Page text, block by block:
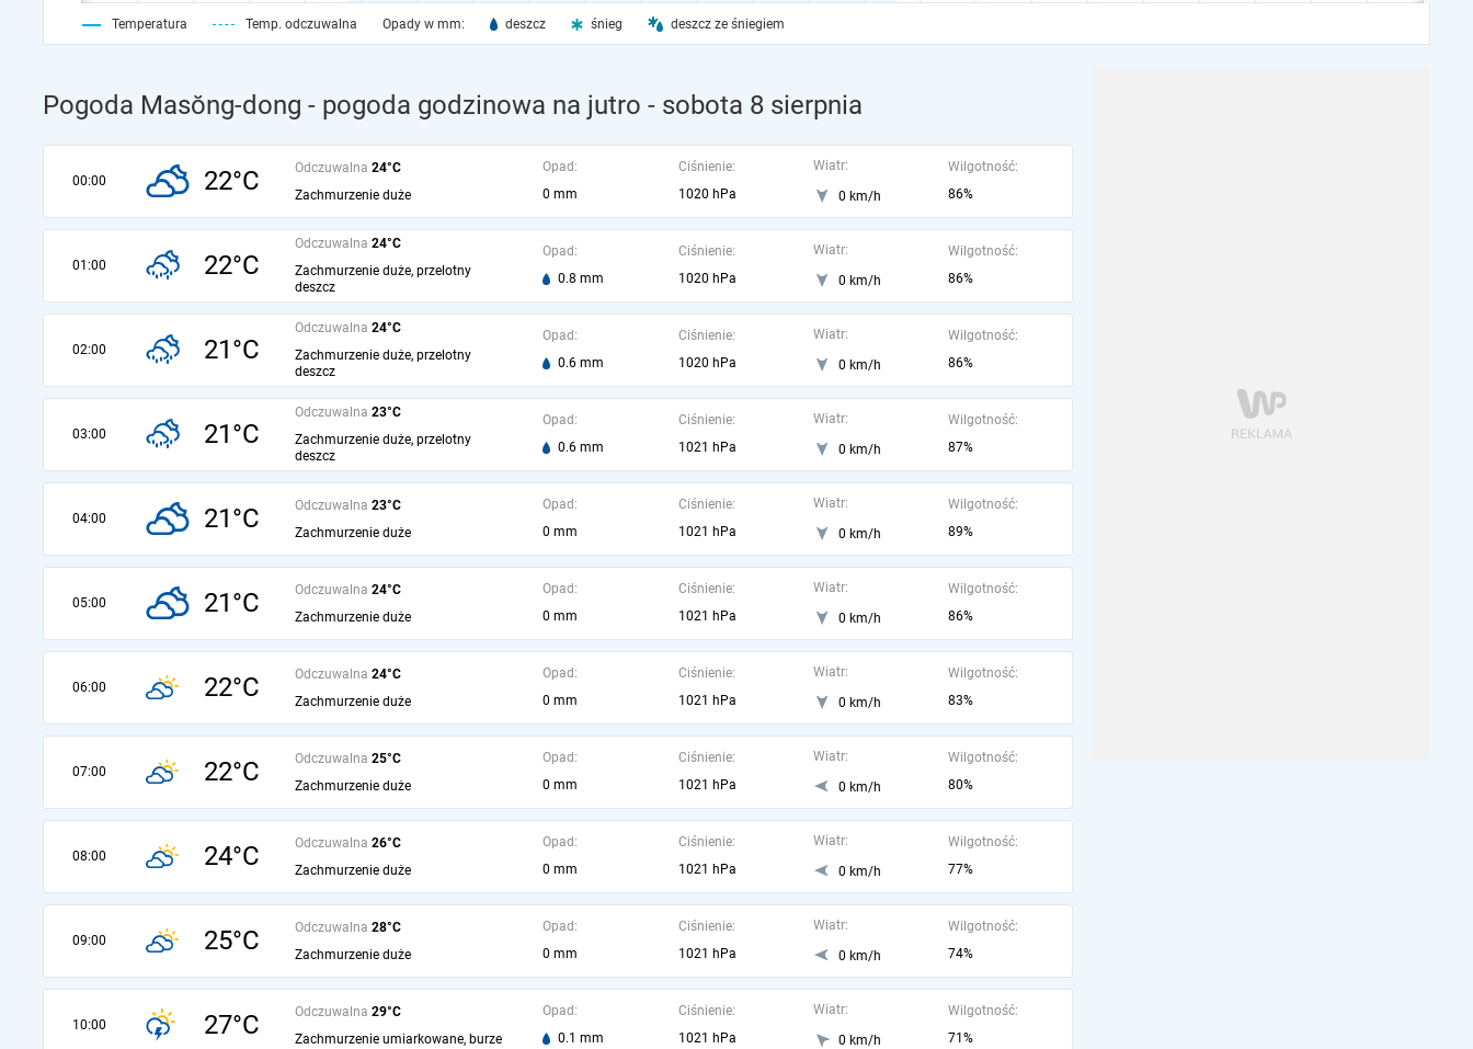
Temperatura Temp. odczuwalna Opady w mm: deszcz śnieg deszcz ze śniegiem
Pogoda Masŏng-dong - pogoda godzinowa na jutro - sobota 8 sierpnia
00:00 22°C Odczuwalna 24°C
Zachmurzenie duże
Opad:
0 mm
Ciśnienie:
1020 hPa
Wiatr:
0 km/h
Wilgotność:
86%
01:00 22°C
Odczuwalna 24°C
Zachmurzenie duże, przelotny
deszcz
Opad:
0.8 mm
Ciśnienie:
1020 hPa
Wiatr:
0 km/h
Wilgotność:
86%
02:00 21°C
Odczuwalna 24°C
Zachmurzenie duże, przelotny
deszcz
Opad:
0.6 mm
Ciśnienie:
1020 hPa
Wiatr:
0 km/h
Wilgotność:
86%
03:00 21°C
Odczuwalna 23°C
Zachmurzenie duże, przelotny
deszcz
Opad:
0.6 mm
Ciśnienie:
1021 hPa
Wiatr:
0 km/h
Wilgotność:
87%
04:00 21°C Odczuwalna 23°C
Zachmurzenie duże
Opad:
0 mm
Ciśnienie:
1021 hPa
Wiatr:
0 km/h
Wilgotność:
89%
05:00 21°C Odczuwalna 24°C
Zachmurzenie duże
Opad:
0 mm
Ciśnienie:
1021 hPa
Wiatr:
0 km/h
Wilgotność:
86%
06:00 22°C Odczuwalna 24°C
Zachmurzenie duże
Opad:
0 mm
Ciśnienie:
1021 hPa
Wiatr:
0 km/h
Wilgotność:
83%
07:00 22°C Odczuwalna 25°C
Zachmurzenie duże
Opad:
0 mm
Ciśnienie:
1021 hPa
Wiatr:
0 km/h
Wilgotność:
80%
08:00 24°C Odczuwalna 26°C
Zachmurzenie duże
Opad:
0 mm
Ciśnienie:
1021 hPa
Wiatr:
0 km/h
Wilgotność:
77%
09:00 25°C Odczuwalna 28°C
Zachmurzenie duże
Opad:
0 mm
Ciśnienie:
1021 hPa
Wiatr:
0 km/h
Wilgotność:
74%
10:00 27°C Odczuwalna 29°C
Zachmurzenie umiarkowane, burze
Opad:
0.1 mm
Ciśnienie:
1021 hPa
Wiatr:
0 km/h
Wilgotność:
71%